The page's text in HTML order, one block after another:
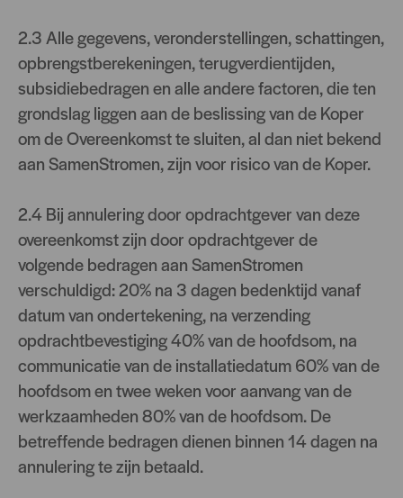
2.3 Alle gegevens, veronderstellingen, schattingen,
opbrengstberekeningen, terugverdientijden,
subsidiebedragen en alle andere factoren, die ten
grondslag liggen aan de beslissing van de Koper
om de Overeenkomst te sluiten, al dan niet bekend
aan SamenStromen, zijn voor risico van de Koper.
2.4 Bij annulering door opdrachtgever van deze
overeenkomst zijn door opdrachtgever de
volgende bedragen aan SamenStromen
verschuldigd: 20% na 3 dagen bedenktijd vanaf
datum van ondertekening, na verzending
opdrachtbevestiging 40% van de hoofdsom, na
communicatie van de installatiedatum 60% van de
hoofdsom en twee weken voor aanvang van de
werkzaamheden 80% van de hoofdsom. De
betreffende bedragen dienen binnen 14 dagen na
annulering te zijn betaald.